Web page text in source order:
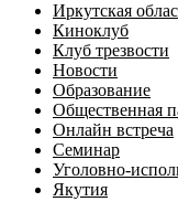
Иркутская
Киноклуб
Клуб трезвости
Новости
Образование
Общественная
Онлайн встреча
Семинар
Уголовно-
Якутия